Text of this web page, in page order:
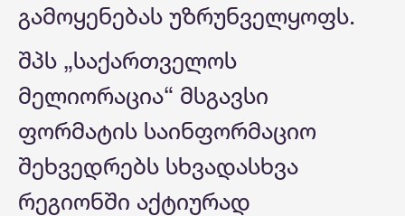
გამოყენებას უზრუნველყოფს.
შპს „საქართველოს
მელიორაცია“ მსგავსი
ფორმატის საინფორმაციო
შეხვედრებს სხვადასხვა
რეგიონში აქტიურად